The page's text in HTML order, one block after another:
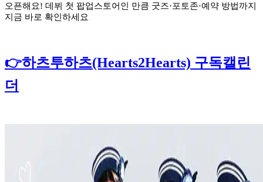
오픈해요! 데뷔 첫 팝업스토어인 만큼 굿즈·포토존·예약 방법까지
지금 바로 확인하세요
👉하츠투하츠(Hearts2Hearts) 구독캘린
더